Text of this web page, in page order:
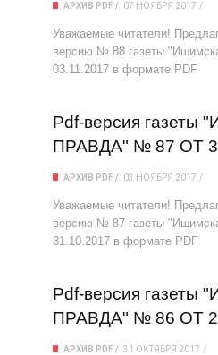
АРХИВ PDF 07 НОЯБРЯ 2017
Уважаемые читатели!
версию № 88 газеты
03.11.2017 в формате PDF
Pdf-версия
ПРАВДА" № 87 ОТ
АРХИВ PDF 03 НОЯБРЯ 2017
Уважаемые читатели!
версию № 87 газеты
31.10.2017 в формате PDF
Pdf-версия
ПРАВДА" № 86 ОТ
АРХИВ PDF 31 ОКТЯБРЯ 2017